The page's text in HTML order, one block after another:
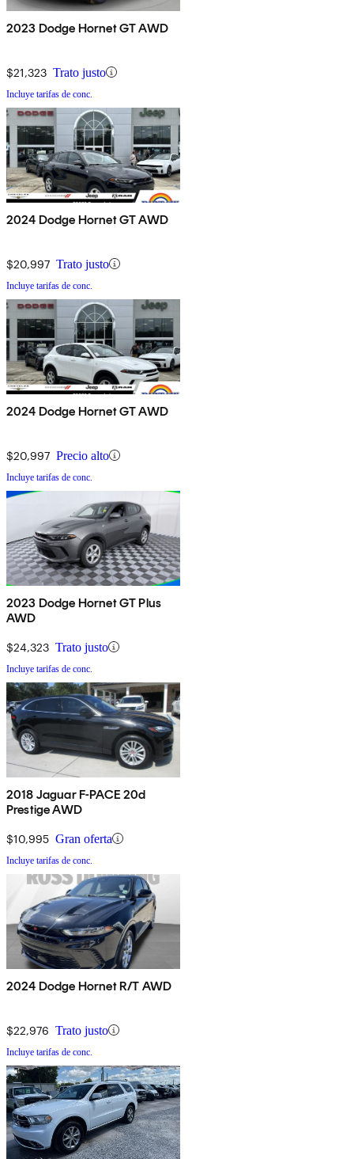
2023 Dodge Hornet GT AWD
$21,323 Trato justo
Incluye tarifas de conc.
2024 Dodge Hornet GT AWD
$20,997 Trato justo
Incluye tarifas de conc.
2024 Dodge Hornet GT AWD
$20,997 Precio alto
Incluye tarifas de conc.
2023 Dodge Hornet GT Plus
AWD
$24,323 Trato justo
Incluye tarifas de conc.
2018 Jaguar F-PACE 20d
Prestige AWD
$10,995 Gran oferta
Incluye tarifas de conc.
2024 Dodge Hornet R/T AWD
$22,976 Trato justo
Incluye tarifas de conc.